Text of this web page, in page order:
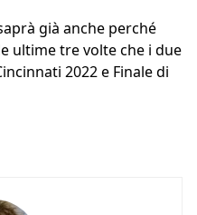
già anche perché
ultime tre volte che i due
2022 e Finale di